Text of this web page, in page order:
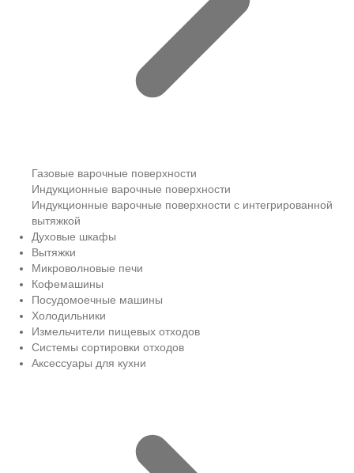
Газовые варочные поверхности
Индукционные варочные поверхности
Индукционные варочные поверхности с интегрированной
вытяжкой
Духовые шкафы
Вытяжки
Микроволновые печи
Кофемашины
Посудомоечные машины
Холодильники
Измельчители пищевых отходов
Системы сортировки отходов
Аксессуары для кухни